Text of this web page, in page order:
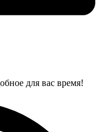
для вас время!